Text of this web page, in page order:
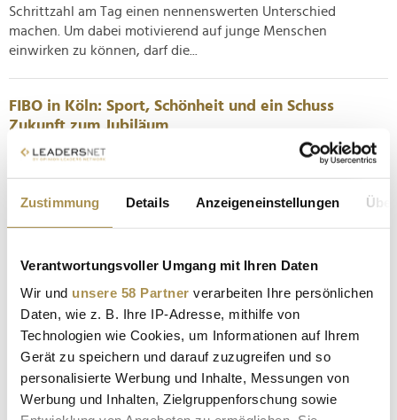
Zustimmung Details Anzeigeneinstellungen
Verantwortungsvoller Umgang mit Ihren Daten
Wir und unsere 58 Partner verarbeiten Ihre persönlichen
Daten, wie z. B. Ihre IP-Adresse, mithilfe von
Technologien wie Cookies, um Informationen auf Ihrem
Gerät zu speichern und darauf zuzugreifen und so
personalisierte Werbung und Inhalte, Messungen von
Werbung und Inhalten, Zielgruppenforschung sowie
Schrittzahl am Tag einen nennenswerten Unterschied
machen. Um dabei motivierend auf junge Menschen
einwirken zu können, darf die...
FIBO in Köln: Sport, Schönheit und ein Schuss
Zukunft zum Jubiläum
NEWS | 10.04.2025
und Gesundheit hat am Donnerstag ihre Pforten zur
Geburtstagsausgabe geöffnet: Mit 40 Jahren Geschichte im
Trends, internationalen Stars und zukunftsweisenden
Themen. Neben Bodybuilding...
Ad Alliance untersucht lebensverändernde
Momente - und was sie für Marken bedeuten
NEWS